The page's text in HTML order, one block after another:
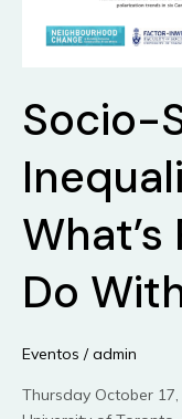
Socio-
Do
Eventos /admin
Thursday October